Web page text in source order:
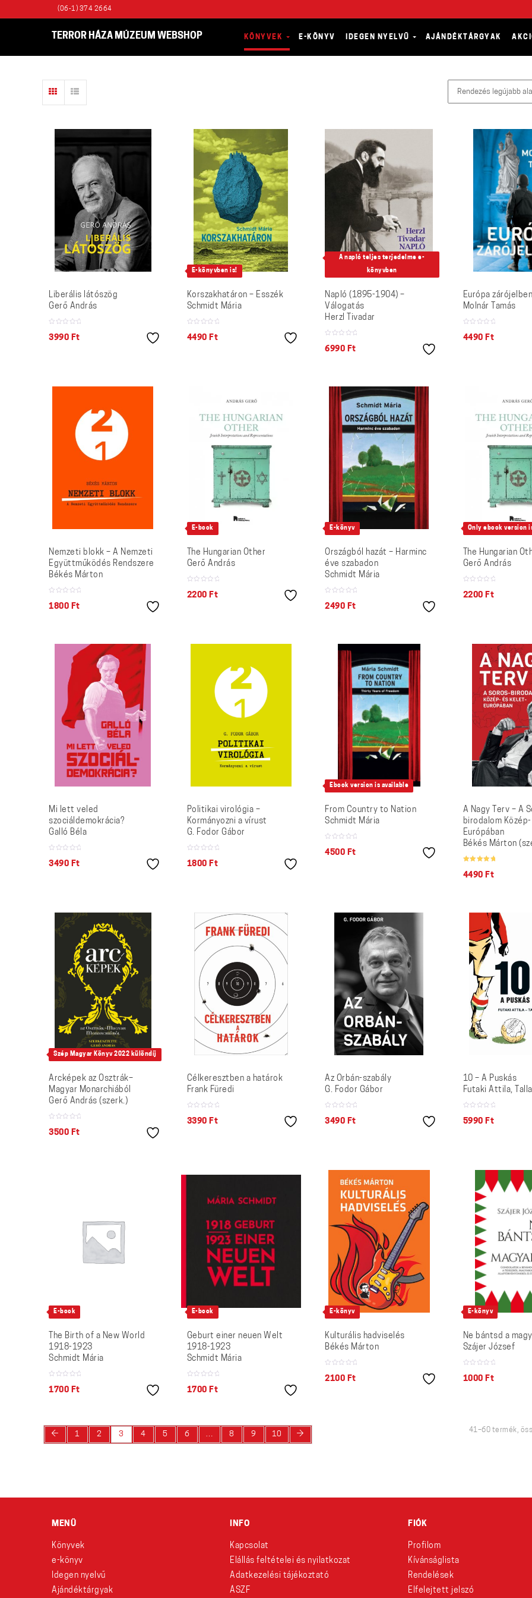
(06-1) 374 2664
TERROR HÁZA MÚZEUM WEBSHOP KÖNYVEK E-KÖNYV IDEGEN NYELVŰ AJÁNDÉKTÁRGYAK
Liberális látószög
Gerő András
3990 Ft
E-könyvben is!
Korszakhatáron – Esszék
Schmidt Mária
4490 Ft
A napló teljes terjedelme e-
könyvben
Napló (1895-1904) –
Válogatás
Herzl Tivadar
6990 Ft
Európa zárójelben
Molnár Tamás
4490 Ft
Nemzeti blokk – A Nemzeti
Együttműködés Rendszere
Békés Márton
1800 Ft
E-book
The Hungarian Other
Gerő András
2200 Ft
E-könyv
Országból hazát – Harminc
éve szabadon
Schmidt Mária
2490 Ft
Only ebook version
The Hungarian
Gerő András
2200 Ft
Mi lett veled
szociáldemokrácia?
Galló Béla
3490 Ft
Politikai virológia –
Kormányozni a vírust
G. Fodor Gábor
1800 Ft
Ebook version is available
From Country to Nation
Schmidt Mária
4500 Ft
A Nagy Terv – A
birodalom
Európában
Békés Márton
5.00/ 5
4490 Ft
Szép Magyar Könyv 2022 különdíj
Arcképek az Osztrák–
Magyar Monarchiából
Gerő András (szerk.)
3500 Ft
Célkeresztben a határok
Frank Füredi
3390 Ft
Az Orbán-szabály
G. Fodor Gábor
3490 Ft
10 – A Puskás
Futaki Attila,
5990 Ft
E-book
The Birth of a New World
1918-1923
Schmidt Mária
1700 Ft
E-book
Geburt einer neuen Welt
1918-1923
Schmidt Mária
1700 Ft
E-könyv
Kulturális hadviselés
Békés Márton
2100 Ft
E-könyv
Ne bántsd a
Szájer József
1000 Ft
← 1 2 3 4 5 6 … 8 9 10 → 41–60 termék,
MENÜ
Könyvek
e-könyv
Idegen nyelvű
Ajándéktárgyak
INFO
Kapcsolat
Elállás feltételei és nyilatkozat
Adatkezelési tájékoztató
ÁSZF
FIÓK
Profilom
Kívánságlista
Rendelések
Elfelejtett jelszó